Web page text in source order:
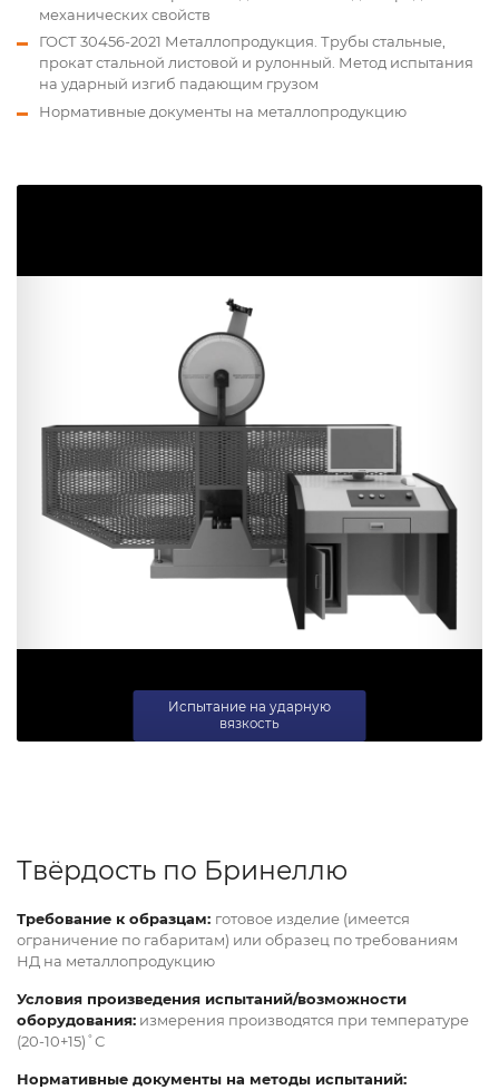
механических свойств
ГОСТ 30456-2021 Металлопродукция. Трубы стальные,
прокат стальной листовой и рулонный. Метод испытания
на ударный изгиб падающим грузом
Нормативные документы на металлопродукцию
Испытание на ударную
вязкость
Твёрдость по Бринеллю
Требование к образцам: готовое изделие (имеется
ограничение по габаритам) или образец по требованиям
НД на металлопродукцию
Условия произведения испытаний/возможности
оборудования: измерения производятся при температуре
(20-10+15)˚С
Нормативные документы на методы испытаний: